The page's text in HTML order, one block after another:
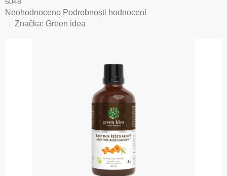
Průměrné
hodnocení
Neohodnoceno Podrobnosti hodnocení
Značka: Green idea